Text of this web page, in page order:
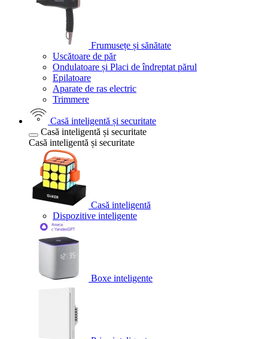
Frumusețe și sănătate
Uscătoare de păr
Ondulatoare și Placi de îndreptat părul
Epilatoare
Aparate de ras electric
Trimmere
Casă inteligentă și securitate
Casă inteligentă și securitate
Casă inteligentă și securitate
Casă inteligentă
Dispozitive inteligente
Boxe inteligente